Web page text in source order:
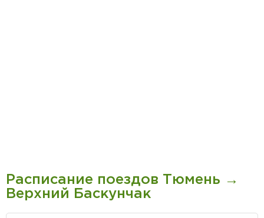
Расписание поездов Тюмень →
Верхний Баскунчак